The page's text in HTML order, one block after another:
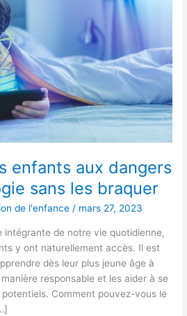
enfants aux dangers
sans les braquer
de l'enfance / mars 27, 2023
intégrante de notre vie quotidienne,
y ont naturellement accès. Il est
dès leur plus jeune âge à
responsable et les aider à se
Comment pouvez-vous le